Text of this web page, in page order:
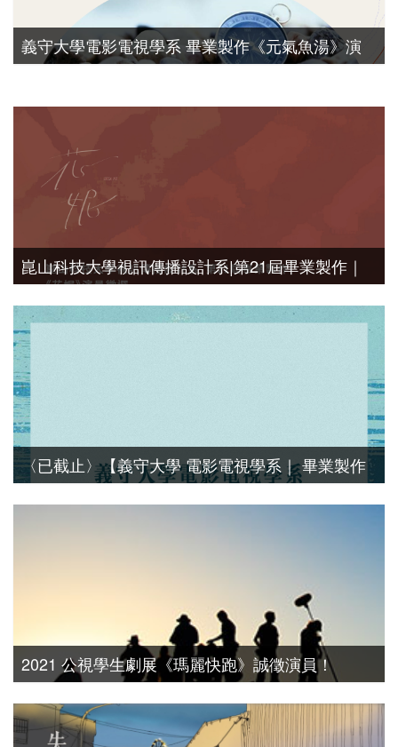
義守大學電影電視學系 畢業製作《元氣魚湯》演
員徵選
演員徵選
崑山科技大學視訊傳播設計系|第21屆畢業製作｜
《花妮》演員徵選
演員徵選
〈已截止〉【義守大學 電影電視學系｜ 畢業製作
｜ 演員徵選】
2021 公視學生劇展《瑪麗快跑》誠徵演員！
演員徵選